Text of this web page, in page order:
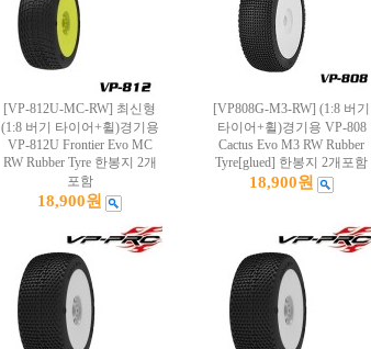
[VP-812U-MC-RW] 최신형
(1:8 버기 타이어+휠)경기용
VP-812U Frontier Evo MC
RW Rubber Tyre 한봉지 2개
포함
18,900원
[VP808G-M3-RW] (1:8 버기
타이어+휠)경기용 VP-808
Cactus Evo M3 RW Rubber
Tyre[glued] 한봉지 2개포함
18,900원